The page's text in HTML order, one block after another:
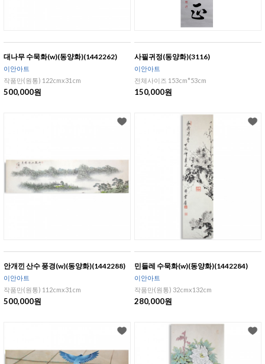
대나무 수묵화(w)(동양화)(1442262)
이안아트
작품만(원통) 122cmx31cm
500,000원
사필귀정(동양화)(3116)
이안아트
전체사이즈 153cm*53cm
150,000원
안개낀 산수 풍경(w)(동양화)(1442288)
이안아트
작품만(원통) 112cmx31cm
500,000원
민들레 수묵화(w)(동양화)(1442284)
이안아트
작품만(원통) 32cmx132cm
280,000원